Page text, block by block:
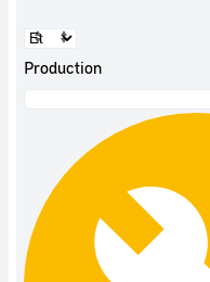
Production